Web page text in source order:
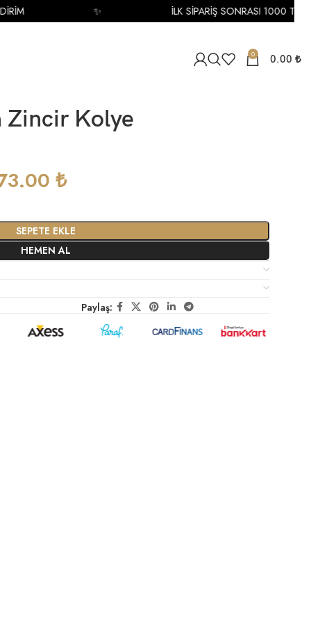
0 0.00 ₺
Zincir Kolye
₺
SEPETE EKLE
HEMEN AL
Paylaş:
İLK SİPARİŞ SONRASI 1000 TL